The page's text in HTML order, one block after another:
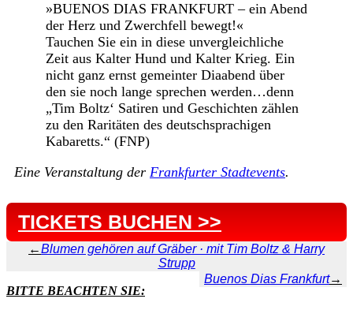
»BUENOS DIAS FRANKFURT – ein Abend
der Herz und Zwerchfell bewegt!«
Tauchen Sie ein in diese unvergleichliche
Zeit aus Kalter Hund und Kalter Krieg. Ein
nicht ganz ernst gemeinter Diaabend über
den sie noch lange sprechen werden…denn
„Tim Boltz‘ Satiren und Geschichten zählen
zu den Raritäten des deutschsprachigen
Kabaretts.“ (FNP)
Eine Veranstaltung der Frankfurter Stadtevents.
TICKETS BUCHEN >>
←Blumen gehören auf Gräber · mit Tim Boltz & Harry
Strupp
Buenos Dias Frankfurt→
BITTE BEACHTEN SIE: